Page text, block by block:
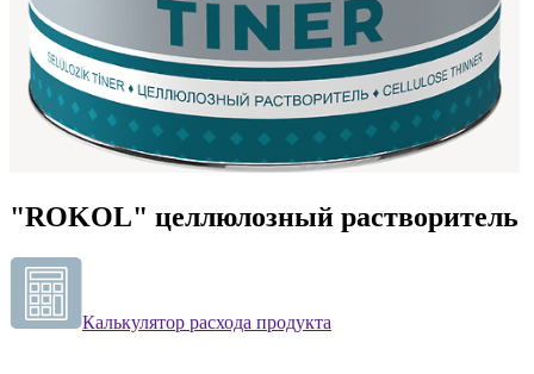
"ROKOL" целлюлозный растворитель
Калькулятор расхода продукта